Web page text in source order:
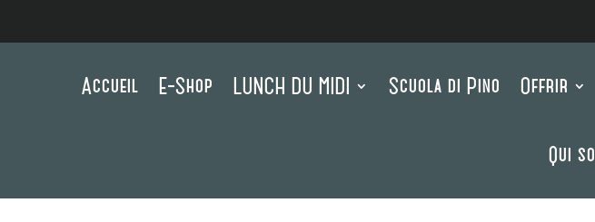
Accueil E-Shop LUNCH DU MIDI Scuola di Pino Offrir
Qui